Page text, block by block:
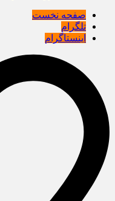
صفحه نخست
تلگرام
اینستاگرام